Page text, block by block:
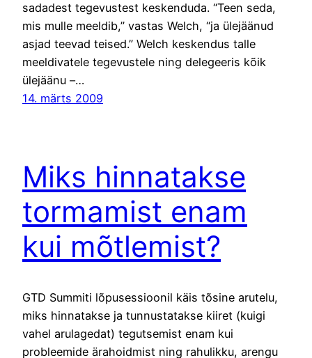
sadadest tegevustest keskenduda. “Teen seda,
mis mulle meeldib,” vastas Welch, “ja ülejäänud
asjad teevad teised.” Welch keskendus talle
meeldivatele tegevustele ning delegeeris kõik
ülejäänu –…
14. märts 2009
Miks hinnatakse
tormamist enam
kui mõtlemist?
GTD Summiti lõpusessioonil käis tõsine arutelu,
miks hinnatakse ja tunnustatakse kiiret (kuigi
vahel arulagedat) tegutsemist enam kui
probleemide ärahoidmist ning rahulikku, arengu